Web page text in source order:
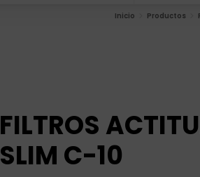
Inicio Productos
FILTROS
SLIM C-10